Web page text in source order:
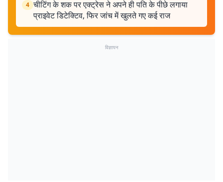
4 चीटिंग के शक पर एक्ट्रेस ने अपने ही पति के पीछे लगाया
प्राइवेट डिटेक्टिव, फिर जांच में खुलते गए कई राज
विज्ञापन